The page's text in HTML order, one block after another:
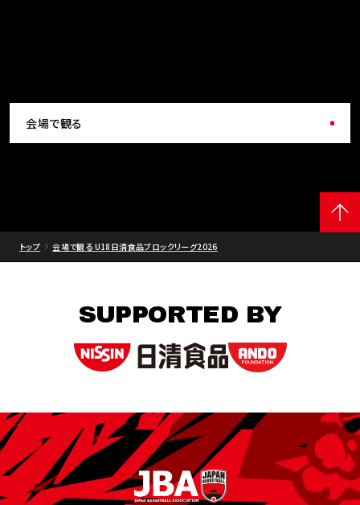
会場で観る
トップ 会場で観る U18日清食品ブロックリーグ2026
SUPPORTED BY